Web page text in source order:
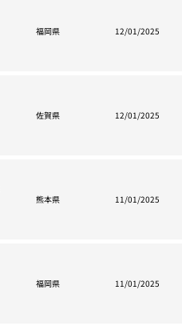
福岡県 12/01/2025
佐賀県 12/01/2025
熊本県 11/01/2025
福岡県 11/01/2025